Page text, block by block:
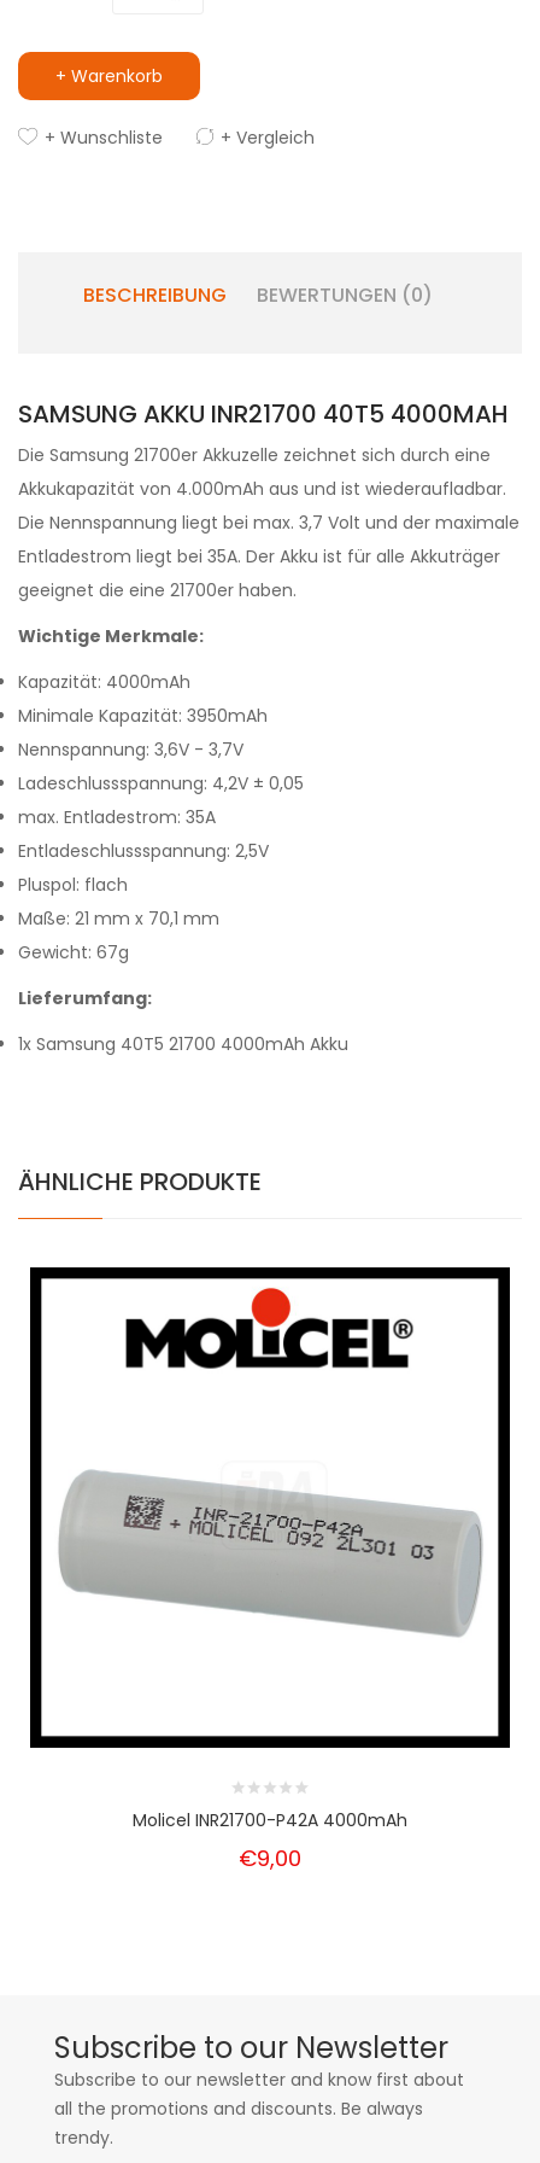
+ Warenkorb
+ Wunschliste + Vergleich
BESCHREIBUNG BEWERTUNGEN (0)
SAMSUNG AKKU INR21700 40T5 4000MAH
Die Samsung 21700er Akkuzelle zeichnet sich durch eine
Akkukapazität von 4.000mAh aus und ist wiederaufladbar.
Die Nennspannung liegt bei max. 3,7 Volt und der maximale
Entladestrom liegt bei 35A. Der Akku ist für alle Akkuträger
geeignet die eine 21700er haben.
Wichtige Merkmale:
Kapazität: 4000mAh
Minimale Kapazität: 3950mAh
Nennspannung: 3,6V - 3,7V
Ladeschlussspannung: 4,2V ± 0,05
max. Entladestrom: 35A
Entladeschlussspannung: 2,5V
Pluspol: flach
Maße: 21 mm x 70,1 mm
Gewicht: 67g
Lieferumfang:
1x Samsung 40T5 21700 4000mAh Akku
ÄHNLICHE PRODUKTE
Molicel INR21700-P42A 4000mAh
€9,00
Subscribe to our Newsletter
Subscribe to our newsletter and know first about
all the promotions and discounts. Be always
trendy.